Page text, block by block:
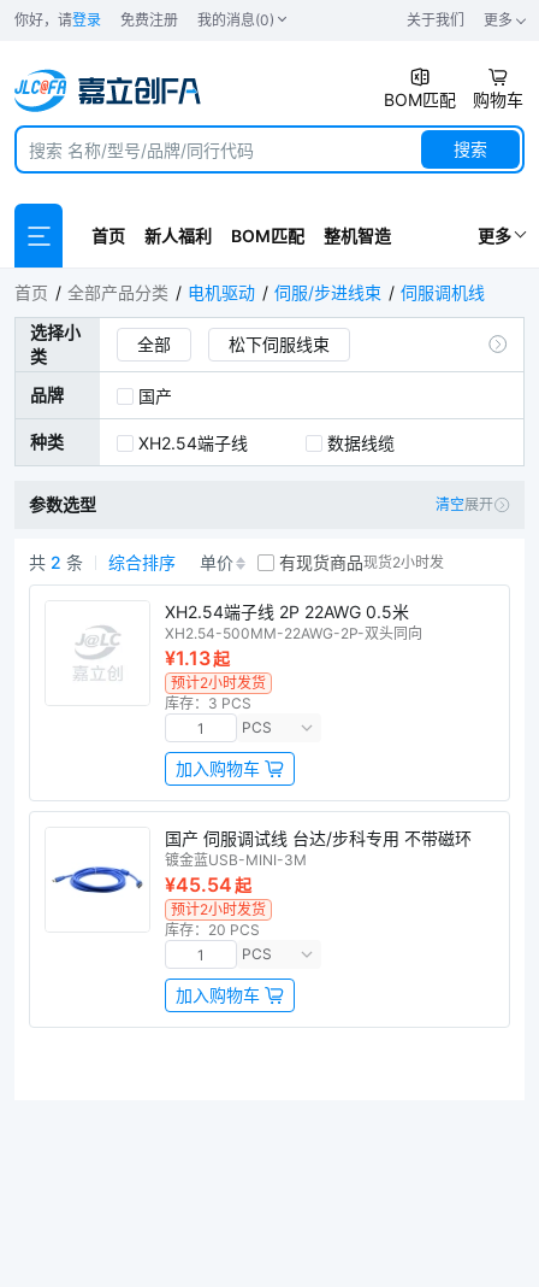
你好，请登录 免费注册 我的消息(0) 关于我们 更多
BOM匹配 购物车
搜索
首页 新人福利 BOM匹配 整机智造 更多
伺服调机线
首页 全部产品分类 电机驱动 伺服/步进线束
伺服调机线
选择小
类
全部 松下伺服线束
雷赛伺服/步进线束
台达伺服线束 三菱伺服线束
品牌 国产
种类 XH2.54端子线 数据线缆
参数选型 清空展开
伺服调机线商品列表
共 2 条 综合排序 单价 有现货商品现货2小时发
XH2.54端子线 2P 22AWG 0.5米
XH2.54-500MM-22AWG-2P-双头同向
¥1.13起
预计2小时发货
库存：3 PCS
PCS
加入购物车
国产 伺服调试线 台达/步科专用 不带磁环
镀金蓝USB-MINI-3M
¥45.54起
预计2小时发货
库存：20 PCS
PCS
加入购物车